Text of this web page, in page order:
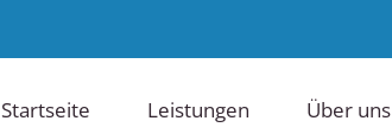
Startseite Leistungen Über uns